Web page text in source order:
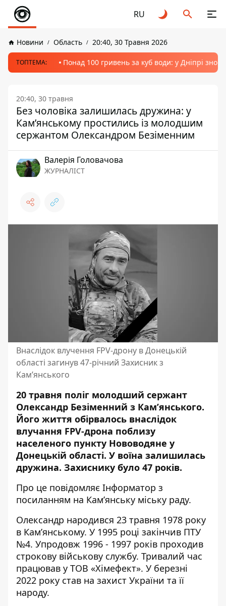
RU
Новини Область 20:40, 30 Травня 2026
ТОПТЕМА: Понад 100 гривень за куб води: у Дніпрі
20:40, 30 травня
Без чоловіка залишилась дружина: у
Кам’янському простились із молодшим
сержантом Олександром Безіменним
Валерія Головачова
ЖУРНАЛІСТ
Внаслідок влучення FPV-дрону в Донецькій
області загинув 47-річний Захисник з
Кам’янського
20 травня поліг молодший сержант
Олександр Безіменний з Кам’янського.
Його життя обірвалось внаслідок
влучання FPV-дрона поблизу
населеного пункту Нововодяне у
Донецькій області. У воїна залишилась
дружина. Захиснику було 47 років.
Про це повідомляє Інформатор з
посиланням на Кам’янську міську раду.
Олександр народився 23 травня 1978 року
в Камʼянському. У 1995 році закінчив ПТУ
№4. Упродовж 1996 - 1997 років проходив
строкову військову службу. Тривалий час
працював у ТОВ «Хімефект». У березні
2022 року став на захист України та її
народу.